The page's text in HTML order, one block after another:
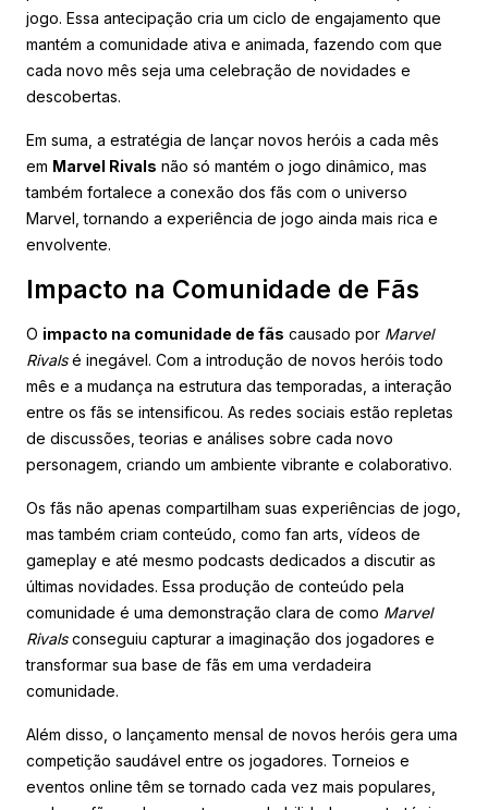
jogo. Essa antecipação cria um ciclo de engajamento que
mantém a comunidade ativa e animada, fazendo com que
cada novo mês seja uma celebração de novidades e
descobertas.
Em suma, a estratégia de lançar novos heróis a cada mês
em Marvel Rivals não só mantém o jogo dinâmico, mas
também fortalece a conexão dos fãs com o universo
Marvel, tornando a experiência de jogo ainda mais rica e
envolvente.
Impacto na Comunidade de Fãs
O impacto na comunidade de fãs causado por Marvel
Rivalsé inegável. Com a introdução de novos heróis todo
mês e a mudança na estrutura das temporadas, a interação
entre os fãs se intensificou. As redes sociais estão repletas
de discussões, teorias e análises sobre cada novo
personagem, criando um ambiente vibrante e colaborativo.
Os fãs não apenas compartilham suas experiências de jogo,
mas também criam conteúdo, como fan arts, vídeos de
gameplay e até mesmo podcasts dedicados a discutir as
últimas novidades. Essa produção de conteúdo pela
comunidade é uma demonstração clara de como Marvel
Rivalsconseguiu capturar a imaginação dos jogadores e
transformar sua base de fãs em uma verdadeira
comunidade.
Além disso, o lançamento mensal de novos heróis gera uma
competição saudável entre os jogadores. Torneios e
eventos online têm se tornado cada vez mais populares,